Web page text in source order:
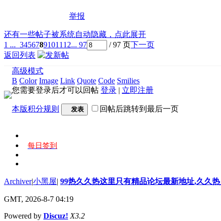
举报
还有一些帖子被系统自动隐藏，点此展开
1 ... 34567891011 12... 97 / 97 页下一页
返回列表
高级模式
B Color Image Link Quote Code Smilies
您需要登录后才可以回帖 登录 | 立即注册
本版积分规则 发表 回帖后跳转到最后一页
每日签到
Archiver|小黑屋| 99热久久热这里只有精品论坛最新地址,久久
GMT, 2026-8-7 04:19
Powered by Discuz! X3.2